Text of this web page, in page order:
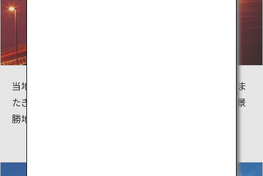
当地特有のコバルトブルーの海士ヶ瀬（あまがせ）をま
たぎ、景観と調和した雄姿は、北長門海岸地域随一の景
勝地となる実力は十分です。